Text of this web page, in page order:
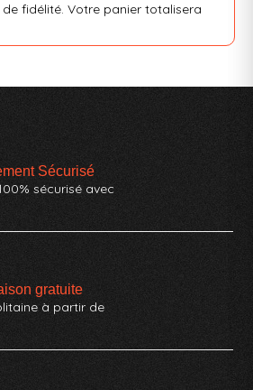
fidélité. Votre panier totalisera
Sécurisé
sécurisé avec
gratuite
à partir de